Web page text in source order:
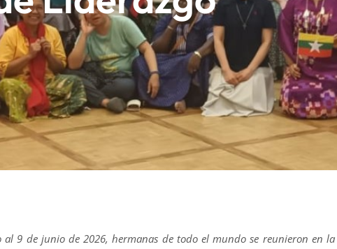
al 9 de junio de 2026, hermanas de todo el mundo se reunieron en la